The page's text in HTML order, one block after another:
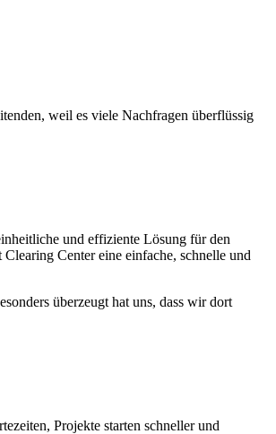
weil es viele Nachfragen überflüssig
und effiziente Lösung für den
Center eine einfache, schnelle und
überzeugt hat uns, dass wir dort
Projekte starten schneller und